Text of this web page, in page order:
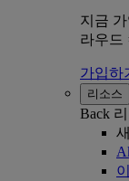
지금
라우드
가입하
리소스
Back